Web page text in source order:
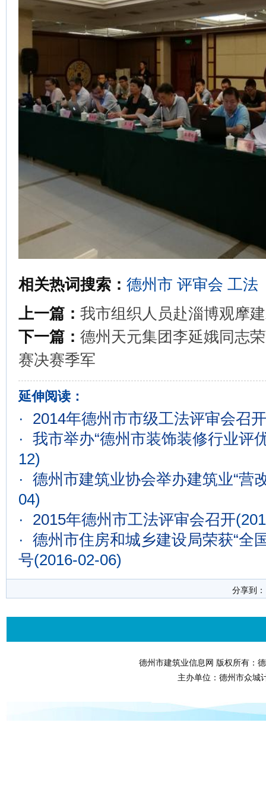
相关热词搜索： 德州市 评审会 工法
上一篇： 我市组织人员赴淄博观摩
下一篇： 德州天元集团李延娥同志
赛决赛季军
延伸阅读：
·
2014年德州市市级工法评审会召开
· 我市举办“德州市装饰装修行业评
12)
· 德州市建筑业协会举办建筑业“营
04)
·
2015年德州市工法评审会召开
· 德州市住房和城乡建设局荣获“全
号(2016-02-06)
分享到
德州市建筑业信息网 版权所有：
主办单位：德州市众城